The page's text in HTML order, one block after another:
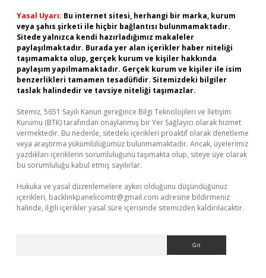
Yasal Uyarı: Bu internet sitesi, herhangi bir marka, kurum
veya şahıs şirketi ile hiçbir bağlantısı bulunmamaktadır.
Sitede yalnızca kendi hazırladığımız makaleler
paylaşılmaktadır. Burada yer alan içerikler haber niteliği
taşımamakta olup, gerçek kurum ve kişiler hakkında
paylaşım yapılmamaktadır. Gerçek kurum ve kişiler ile isim
benzerlikleri tamamen tesadüfidir. Sitemizdeki bilgiler
taslak halindedir ve tavsiye niteliği taşımazlar.
Sitemiz, 5651 Sayılı Kanun gereğince Bilgi Teknolojileri ve İletişim
Kurumu (BTK) tarafından onaylanmış bir Yer Sağlayıcı olarak hizmet
vermektedir. Bu nedenle, sitedeki içerikleri proaktif olarak denetleme
veya araştırma yükümlülüğümüz bulunmamaktadır. Ancak, üyelerimiz
yazdıkları içeriklerin sorumluluğunu taşımakta olup, siteye üye olarak
bu sorumluluğu kabul etmiş sayılırlar.
Hukuka ve yasal düzenlemelere aykırı olduğunu düşündüğünüz
içerikleri, backlinkpanelicomtr@gmail.com adresine bildirmeniz
halinde, ilgili içerikler yasal süre içerisinde sitemizden kaldırılacaktır.